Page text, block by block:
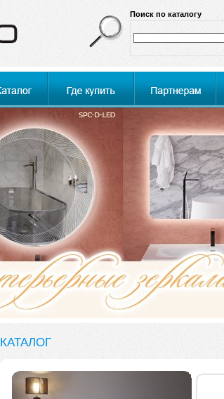
Поиск по каталогу
КАТАЛОГ